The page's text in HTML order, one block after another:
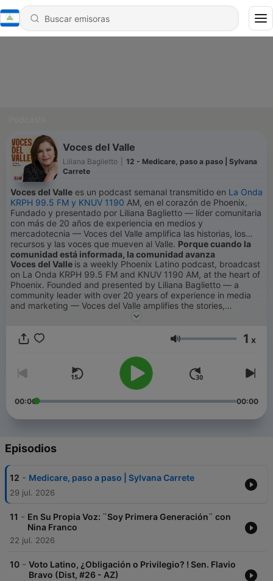
Voces del Valle
Liliana Baglietto
12 - Medicare, paso a paso | Sylvana
Carrete
Voces del Valle es un podcast semanal transmitido en La Onda
KRPH 99.5 FM y KNUV 1190 AM, en el corazón de Phoenix.
Fundado y presentado por Liliana Baglietto — líder comunitaria
con más de 20 años de experiencia en medios y
mercadotecnia — Voces del Valle amplifica las historias, los
recursos y las voces que mueven al Valle. Porque cuando la
comunidad está informada, la comunidad avanza
Voces del Valle is a weekly Phoenix Latino podcast, broadcast
on La Onda KRPH 99.5 FM and KNUV 1190 AM, at the heart of
Phoenix. Founded and presented by Liliana Baglietto — a
community leader with over 20 years of experience in media
and marketing — Voces del Valle amplifies the stories,
resources, and voices that move the Valley forward.
Volumen 1 x
00:00 00:00
Episodios
12 - Medicare, paso a paso | Sylvana Carrete
29 jul. 2026
11 - En Su Propia Voz: ¨Soy Primera Generación¨ con
Nina Franco
22 jul. 2026
10 - Voto Latino, ¿Obligación o Privilegio? ! Sen. Flavio
Bravo (Dist, #26 - AZ)